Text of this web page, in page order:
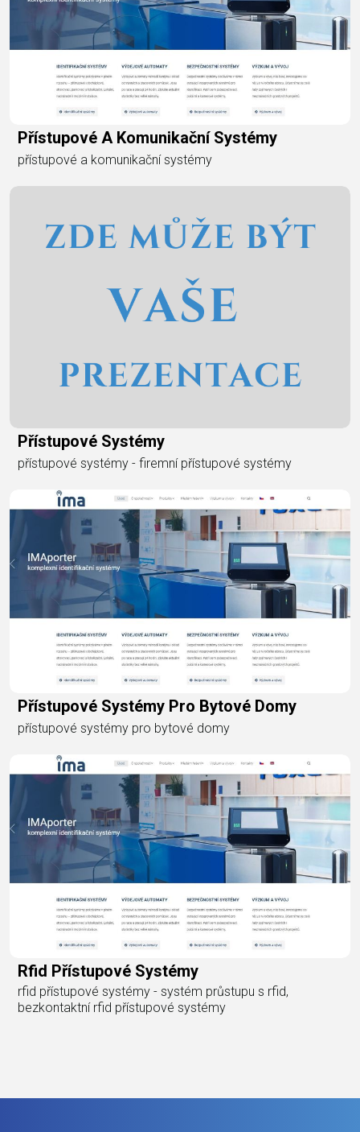
Přístupové A Komunikační Systémy
přístupové a komunikační systémy
Přístupové Systémy
přístupové systémy - firemní přístupové systémy
Přístupové Systémy Pro Bytové Domy
přístupové systémy pro bytové domy
Rfid Přístupové Systémy
rfid přístupové systémy - systém průstupu s rfid,
bezkontaktní rfid přístupové systémy